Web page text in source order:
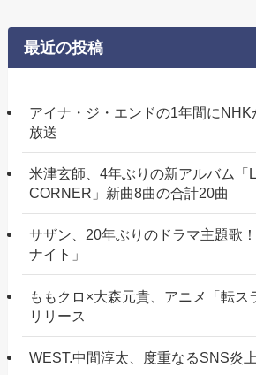
最近の投稿
アイナ・ジ・エンドの1年間に
放送
米津玄師、4年ぶりの新アルバム「
CORNER」新曲8曲の合計20曲
サザン、20年ぶりのドラマ主題歌
ナイト」
ももクロ×大森元貴、アニメ「転ス
リリース
WEST.中間淳太、度重なるSNS炎上